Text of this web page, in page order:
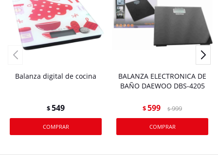
Balanza digital de cocina
$549
BALANZA ELECTRONICA DE
BAÑO DAEWOO DBS-4205
$599 $ 999